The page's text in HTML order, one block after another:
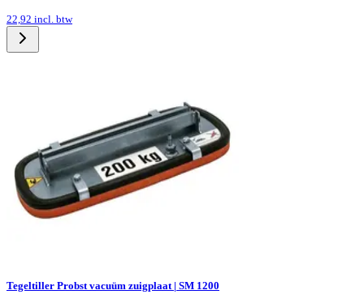
22,92 incl. btw
Tegeltiller Probst vacuüm zuigplaat | SM 1200